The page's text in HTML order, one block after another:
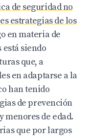
de seguridad no
estrategias de los
en materia de
siendo
que, a
en adaptarse a la
han tenido
de prevención
menores de edad.
que por largos